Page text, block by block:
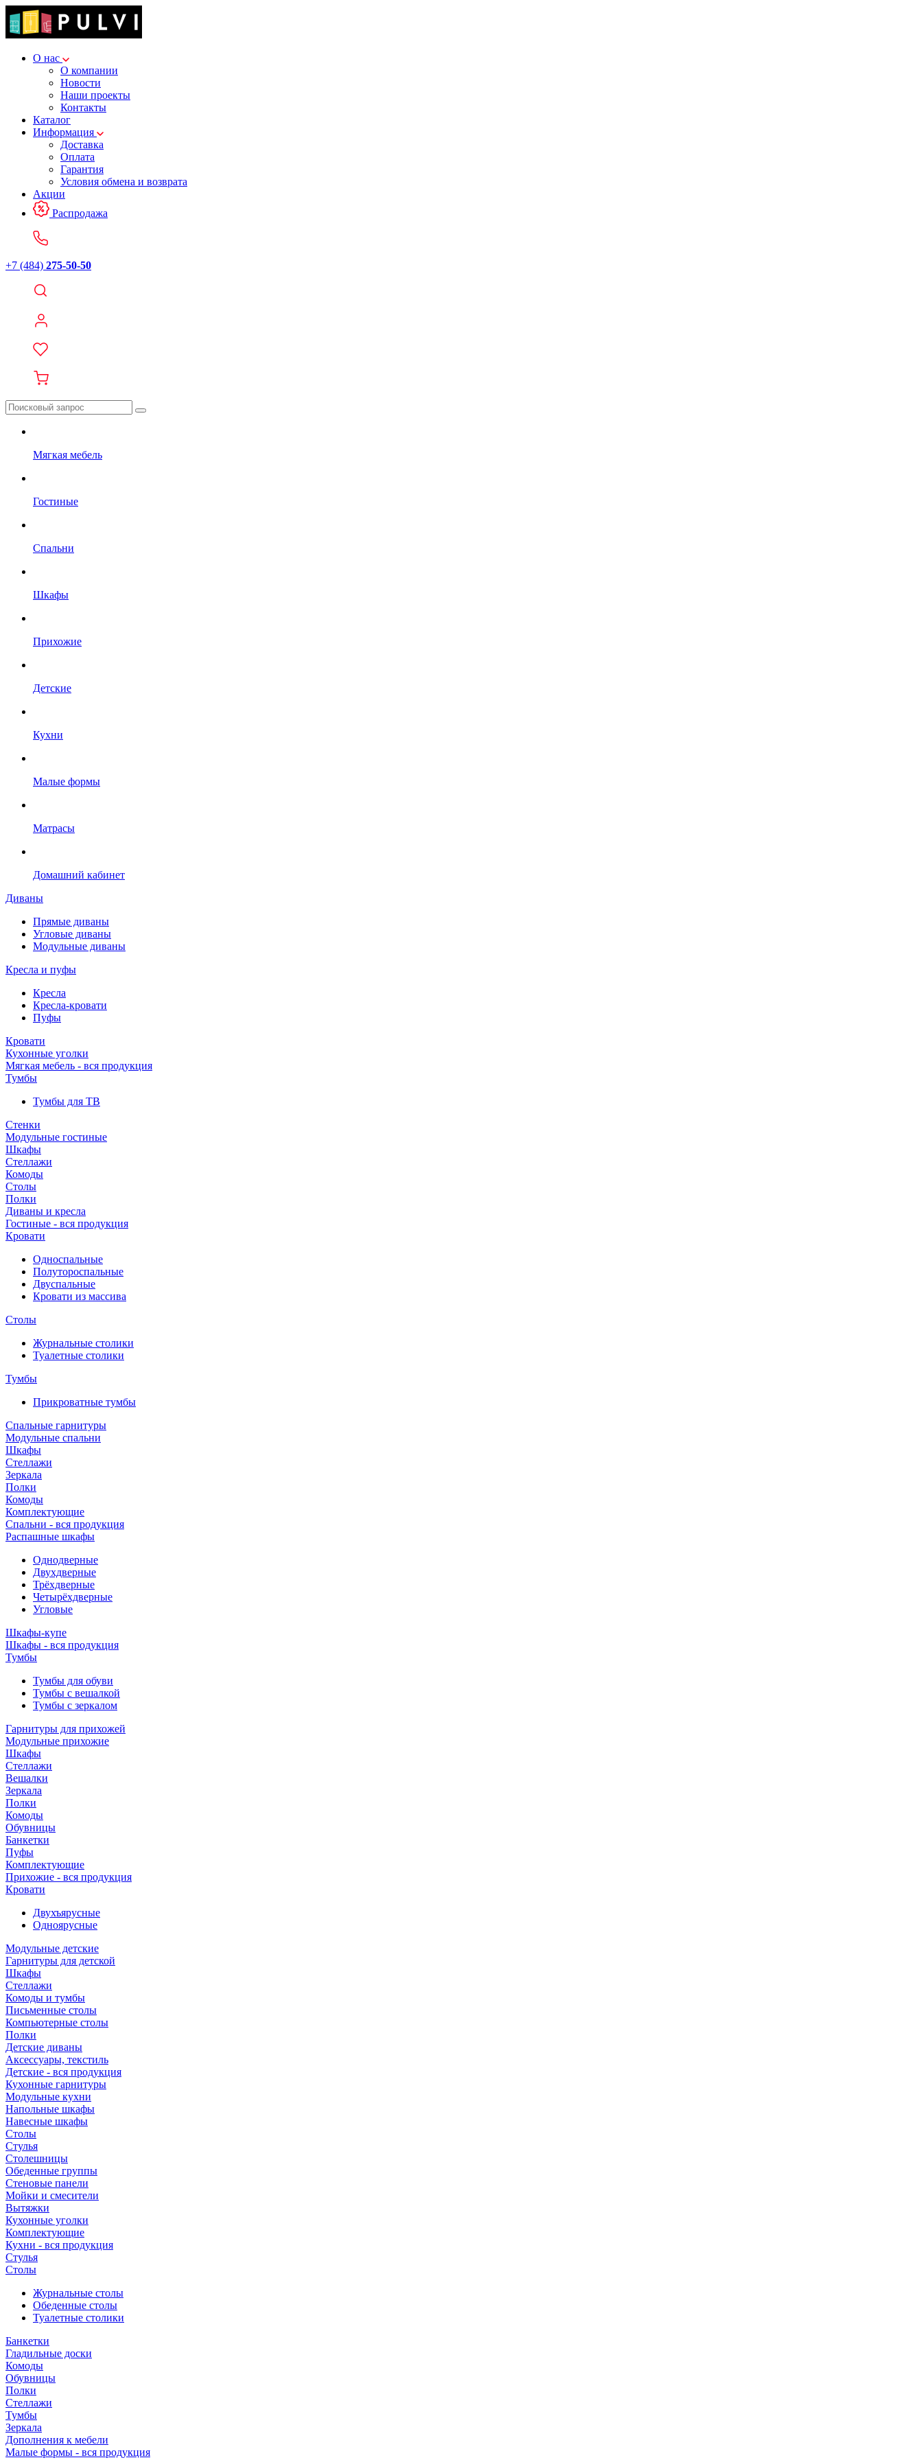
О нас
О компании
Новости
Наши проекты
Контакты
Каталог
Информация
Доставка
Оплата
Гарантия
Условия обмена и возврата
Акции
Распродажа
+7 (484) 275-50-50
Мягкая мебель
Гостиные
Спальни
Шкафы
Прихожие
Детские
Кухни
Малые формы
Матрасы
Домашний кабинет
Диваны
Прямые диваны
Угловые диваны
Модульные диваны
Кресла и пуфы
Кресла
Кресла-кровати
Пуфы
Кровати
Кухонные уголки
Мягкая мебель - вся продукция
Тумбы
Тумбы для ТВ
Стенки
Модульные гостиные
Шкафы
Стеллажи
Комоды
Столы
Полки
Диваны и кресла
Гостиные - вся продукция
Кровати
Односпальные
Полутороспальные
Двуспальные
Кровати из массива
Столы
Журнальные столики
Туалетные столики
Тумбы
Прикроватные тумбы
Спальные гарнитуры
Модульные спальни
Шкафы
Стеллажи
Зеркала
Полки
Комоды
Комплектующие
Спальни - вся продукция
Распашные шкафы
Однодверные
Двухдверные
Трёхдверные
Четырёхдверные
Угловые
Шкафы-купе
Шкафы - вся продукция
Тумбы
Тумбы для обуви
Тумбы с вешалкой
Тумбы с зеркалом
Гарнитуры для прихожей
Модульные прихожие
Шкафы
Стеллажи
Вешалки
Зеркала
Полки
Комоды
Обувницы
Банкетки
Пуфы
Комплектующие
Прихожие - вся продукция
Кровати
Двухъярусные
Одноярусные
Модульные детские
Гарнитуры для детской
Шкафы
Стеллажи
Комоды и тумбы
Письменные столы
Компьютерные столы
Полки
Детские диваны
Аксессуары, текстиль
Детские - вся продукция
Кухонные гарнитуры
Модульные кухни
Напольные шкафы
Навесные шкафы
Столы
Стулья
Столешницы
Обеденные группы
Стеновые панели
Мойки и смесители
Вытяжки
Кухонные уголки
Комплектующие
Кухни - вся продукция
Стулья
Столы
Журнальные столы
Обеденные столы
Туалетные столики
Банкетки
Гладильные доски
Комоды
Обувницы
Полки
Стеллажи
Тумбы
Зеркала
Дополнения к мебели
Малые формы - вся продукция